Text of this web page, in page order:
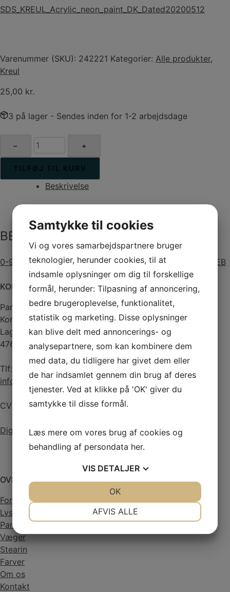
SDS_KREUL_Acrylic_neon_paint_DK_Dated20200512
Varenummer (SKU): 242221 Kategorier: Alle produkter,
Kreul
25,00 kr.
3 på lager - Sendes inden for 1-2 arbejdsdage
–
KREUL
Akryl
maling
20
ml
77262
+
TILFØJ TIL KURV
Beskrivelse
BESKRIVELSE
0-92006100_Ideenbroschuere_KREUL_Acrylfarbe_GB_WEB
KONTAKTINFORMATION
Paraffinhuset A/S
Kontor: Orevej 211
Lager: Tandhjulet 5
4760 Vordingborg
Tlf:
info@paraffinhuset.dk
CVR: 37290505
Digital fortrydelsesformular
OVERSIGT
Forside
Lysstøbning
Paraffin
Væger
Stearin
Farver
Om os
Kontakt
Samtykke til cookies
Vi og vores samarbejdspartnere bruger
teknologier, herunder cookies, til at
indsamle oplysninger om dig til forskellige
formål, herunder: Tilpasning af annoncering,
bedre brugeroplevelse, funktionalitet,
statistik og marketing. Disse oplysninger
kan blive delt med annoncerings- og
analysepartnere, som kan kombinere dem
med data, du tidligere har givet dem eller
de har indsamlet gennem din brug af deres
tjenester. Ved at klikke på 'OK' giver du
samtykke til disse formål.
Læs mere om vores brug af cookies og
behandling af persondata her.
VIS DETALJER
AFVIS ALLE
OK